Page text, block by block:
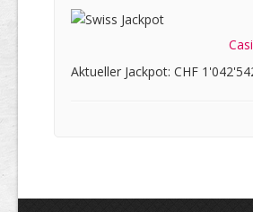
Aktueller Jackpot: CHF